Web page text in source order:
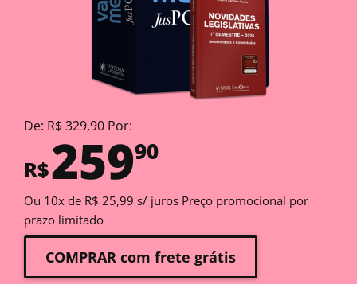
De: R$ 329,90 Por:
R$25990
Ou 10x de R$ 25,99 s/ juros Preço promocional por
prazo limitado
COMPRAR com frete grátis